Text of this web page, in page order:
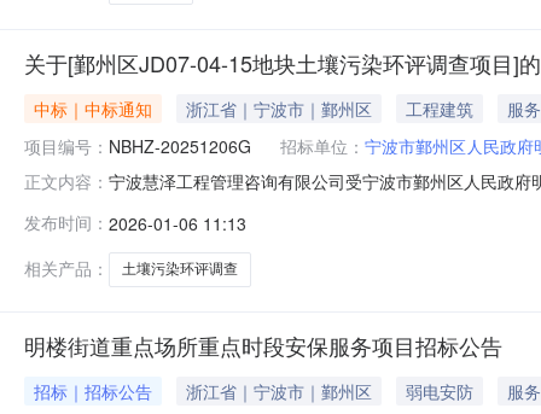
关于[鄞州区JD07-04-15地块土壤污染环评调查项目]
中标｜中标通知 浙江省｜宁波市｜鄞州区 工程建筑
服务
项目编号： NBHZ-20251206G 招标单位： 宁波市鄞州区人民政府
正文内容： 宁波慧泽工程管理咨询有限公司受宁波市鄞州区人民政
限：自本公告发布之日起3个日历天五、公示内容：序号
有限公
发布时间： 2026-01-06 11:13
相关产品：
土壤污染环评调查
明楼街道重点场所重点时段安保服务项目招标公告
招标｜招标公告 浙江省｜宁波市｜鄞州区 弱电安防
服务